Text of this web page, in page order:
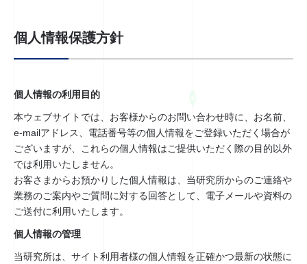
個人情報保護方針
個人情報の利用目的
本ウェブサイトでは、お客様からのお問い合わせ時に、お名前、
e-mailアドレス、電話番号等の個人情報をご登録いただく場合が
ございますが、これらの個人情報はご提供いただく際の目的以外
では利用いたしません。
お客さまからお預かりした個人情報は、当研究所からのご連絡や
業務のご案内やご質問に対する回答として、電子メールや資料の
ご送付に利用いたします。
個人情報の管理
当研究所は、サイト利用者様の個人情報を正確かつ最新の状態に